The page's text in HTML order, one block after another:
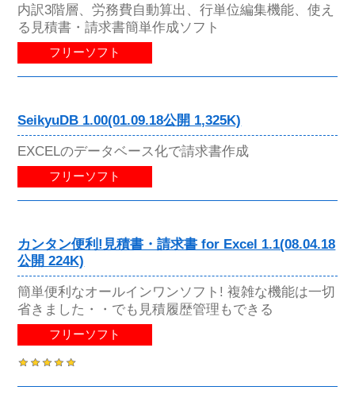
内訳3階層、労務費自動算出、行単位編集機能、使え
る見積書・請求書簡単作成ソフト
フリーソフト
SeikyuDB 1.00(01.09.18公開 1,325K)
EXCELのデータベース化で請求書作成
フリーソフト
カンタン便利!見積書・請求書 for Excel 1.1(08.04.18
公開 224K)
簡単便利なオールインワンソフト! 複雑な機能は一切
省きました・・でも見積履歴管理もできる
フリーソフト